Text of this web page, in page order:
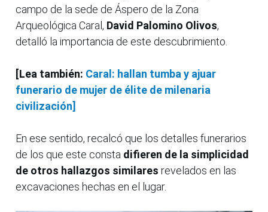
campo de la sede de Áspero de la Zona
Arqueológica Caral, David Palomino Olivos,
detalló la importancia de este descubrimiento.
[Lea también: Caral: hallan tumba y ajuar
funerario de mujer de élite de milenaria
civilización]
En ese sentido, recalcó que los detalles funerarios
de los que este consta difieren de la simplicidad
de otros hallazgos similares revelados en las
excavaciones hechas en el lugar.